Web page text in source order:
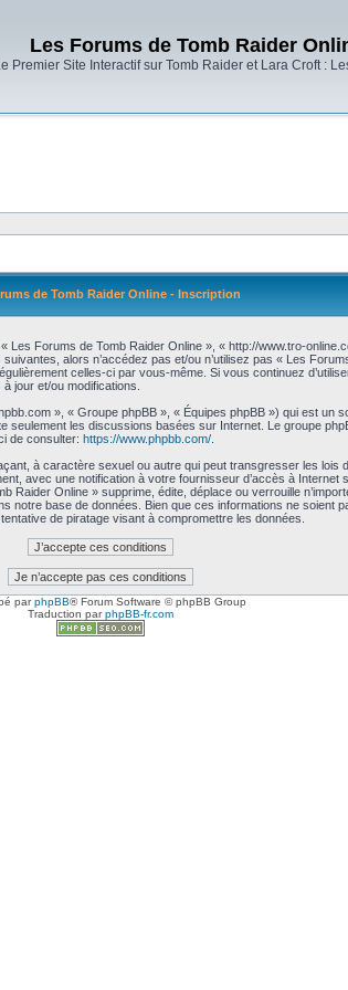
Les Forums de Tomb Raider
Premier Site Interactif sur Tomb Raider et Lara Croft :
de Tomb Raider Online - Inscription
Forums de Tomb Raider Online », « http://www.tro-
alors n’accédez pas et/ou n’utilisez pas « Les
celles-ci par vous-même. Si vous continuez
jour et/ou modifications.
», « Groupe phpBB », « Équipes phpBB ») qui est un
seulement les discussions basées sur Internet. Le groupe
de consulter: https://www.phpbb.com/.
à caractère sexuel ou autre qui peut transgresser les
avec une notification à votre fournisseur d’accès à
Online » supprime, édite, déplace ou verrouille
base de données. Bien que ces informations ne soient
de piratage visant à compromettre les données.
parphpBB® Forum Software © phpBB Group
Traduction parphpBB-fr.com